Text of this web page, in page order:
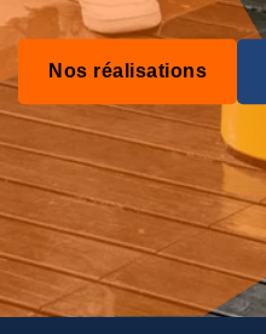
Nos réalisations